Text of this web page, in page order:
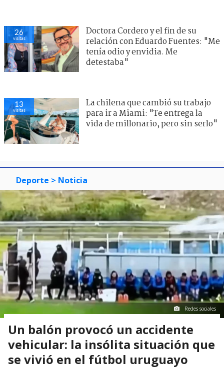
26
visitas
Doctora Cordero y el fin de su
relación con Eduardo Fuentes: "Me
tenía odio y envidia. Me
detestaba"
13
visitas
La chilena que cambió su trabajo
para ir a Miami: "Te entrega la
vida de millonario, pero sin serlo"
Deporte > Noticia
Redes sociales
Un balón provocó un accidente
vehicular: la insólita situación que
se vivió en el fútbol uruguayo